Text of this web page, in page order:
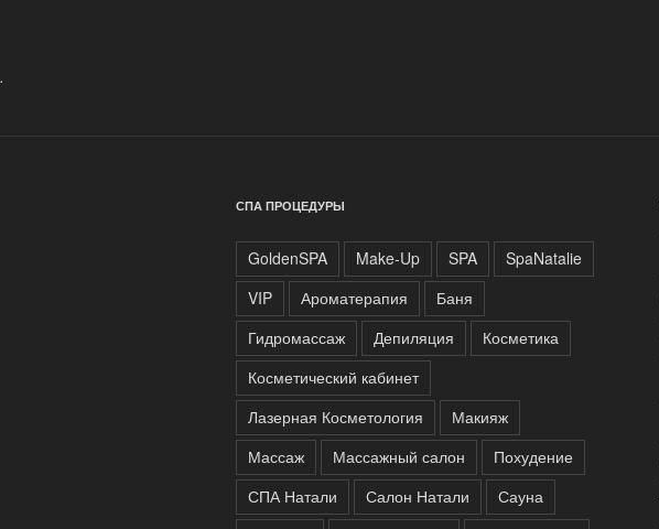
.
СПА ПРОЦЕДУРЫ
GoldenSPA Make-Up SPA
SpaNatalie
VIP
Ароматерапия
Баня
Гидромассаж
Депиляция
Косметика
Косметический кабинет
Лазерная Косметология
Макияж
Массаж
Массажный салон
Похудение
СПА Натали
Салон Натали
Сауна